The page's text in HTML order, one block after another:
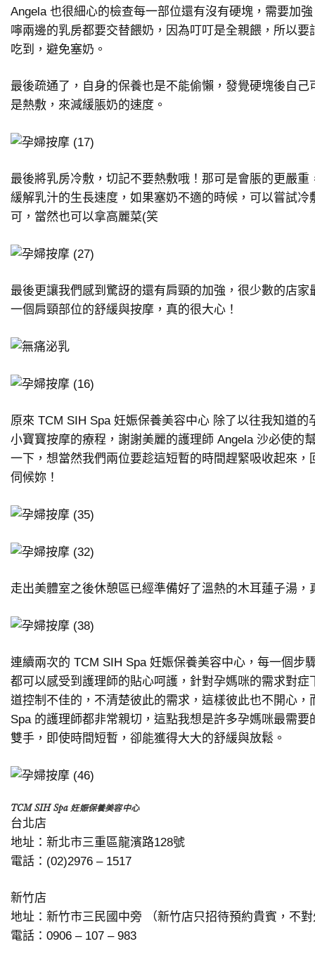
Angela 也很細心的檢查每一部位還有沒有硬塊，需要加
嚀兩邊的乳房都要交替餵奶，因為叮叮是全親餵，所以要
吃到，避免塞奶。
最後疏通了，自身的保養也是不能偷懶，發覺硬塊後自己
是熱敷，來減緩脹奶的速度。
最後將乳房冷敷，切記不要熱敷哦！那可是會脹的更嚴重
緩解乳汁的生長速度，如果塞奶不適的時候，可以嘗試冷
可，當然也可以拿高麗菜(笑
最後更讓我們感到驚訝的還有肩頸的加強，很少數的店家
一個肩頸部位的舒緩與按摩，真的很大心！
原來 TCM SIH Spa 妊娠保養美容中心 除了以往我知道的
小寶寶按摩的療程，謝謝美麗的護理師 Angela 沙必使的
一下，想當然我們兩位要趁這短暫的時間趕緊吸收起來，
伺候妳！
走出美體室之後休憩區已經準備好了溫熱的木耳蓮子湯，
連續兩次的 TCM SIH Spa 妊娠保養美容中心，每一個步
都可以感受到護理師的貼心呵護，針對孕媽咪的需求對症
道控制不佳的，不清楚彼此的需求，這樣彼此也不開心，
Spa 的護理師都非常親切，這點我想是許多孕媽咪最需要
雙手，即使時間短暫，卻能獲得大大的舒緩與放鬆。
TCM SIH Spa 妊娠保養美容中心
台北店
地址：新北市三重區龍濱路128號
電話：(02)2976 – 1517
新竹店
地址：新竹市三民國中旁 （新竹店只招待預約貴賓，不
電話：0906 – 107 – 983